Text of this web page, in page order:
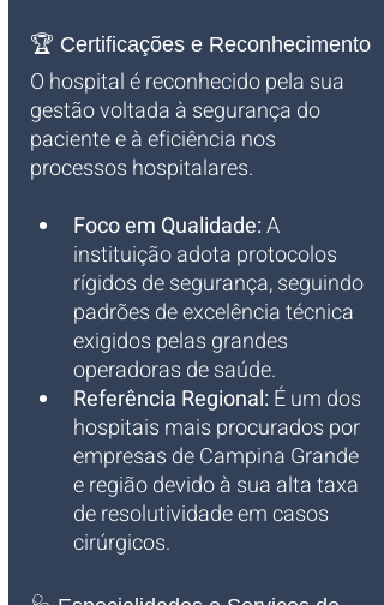
🏆 Certificações e Reconhecimento
O hospital é reconhecido pela sua
gestão voltada à segurança do
paciente e à eficiência nos
processos hospitalares.
Foco em Qualidade: A
instituição adota protocolos
rígidos de segurança, seguindo
padrões de excelência técnica
exigidos pelas grandes
operadoras de saúde.
Referência Regional: É um dos
hospitais mais procurados por
empresas de Campina Grande
e região devido à sua alta taxa
de resolutividade em casos
cirúrgicos.